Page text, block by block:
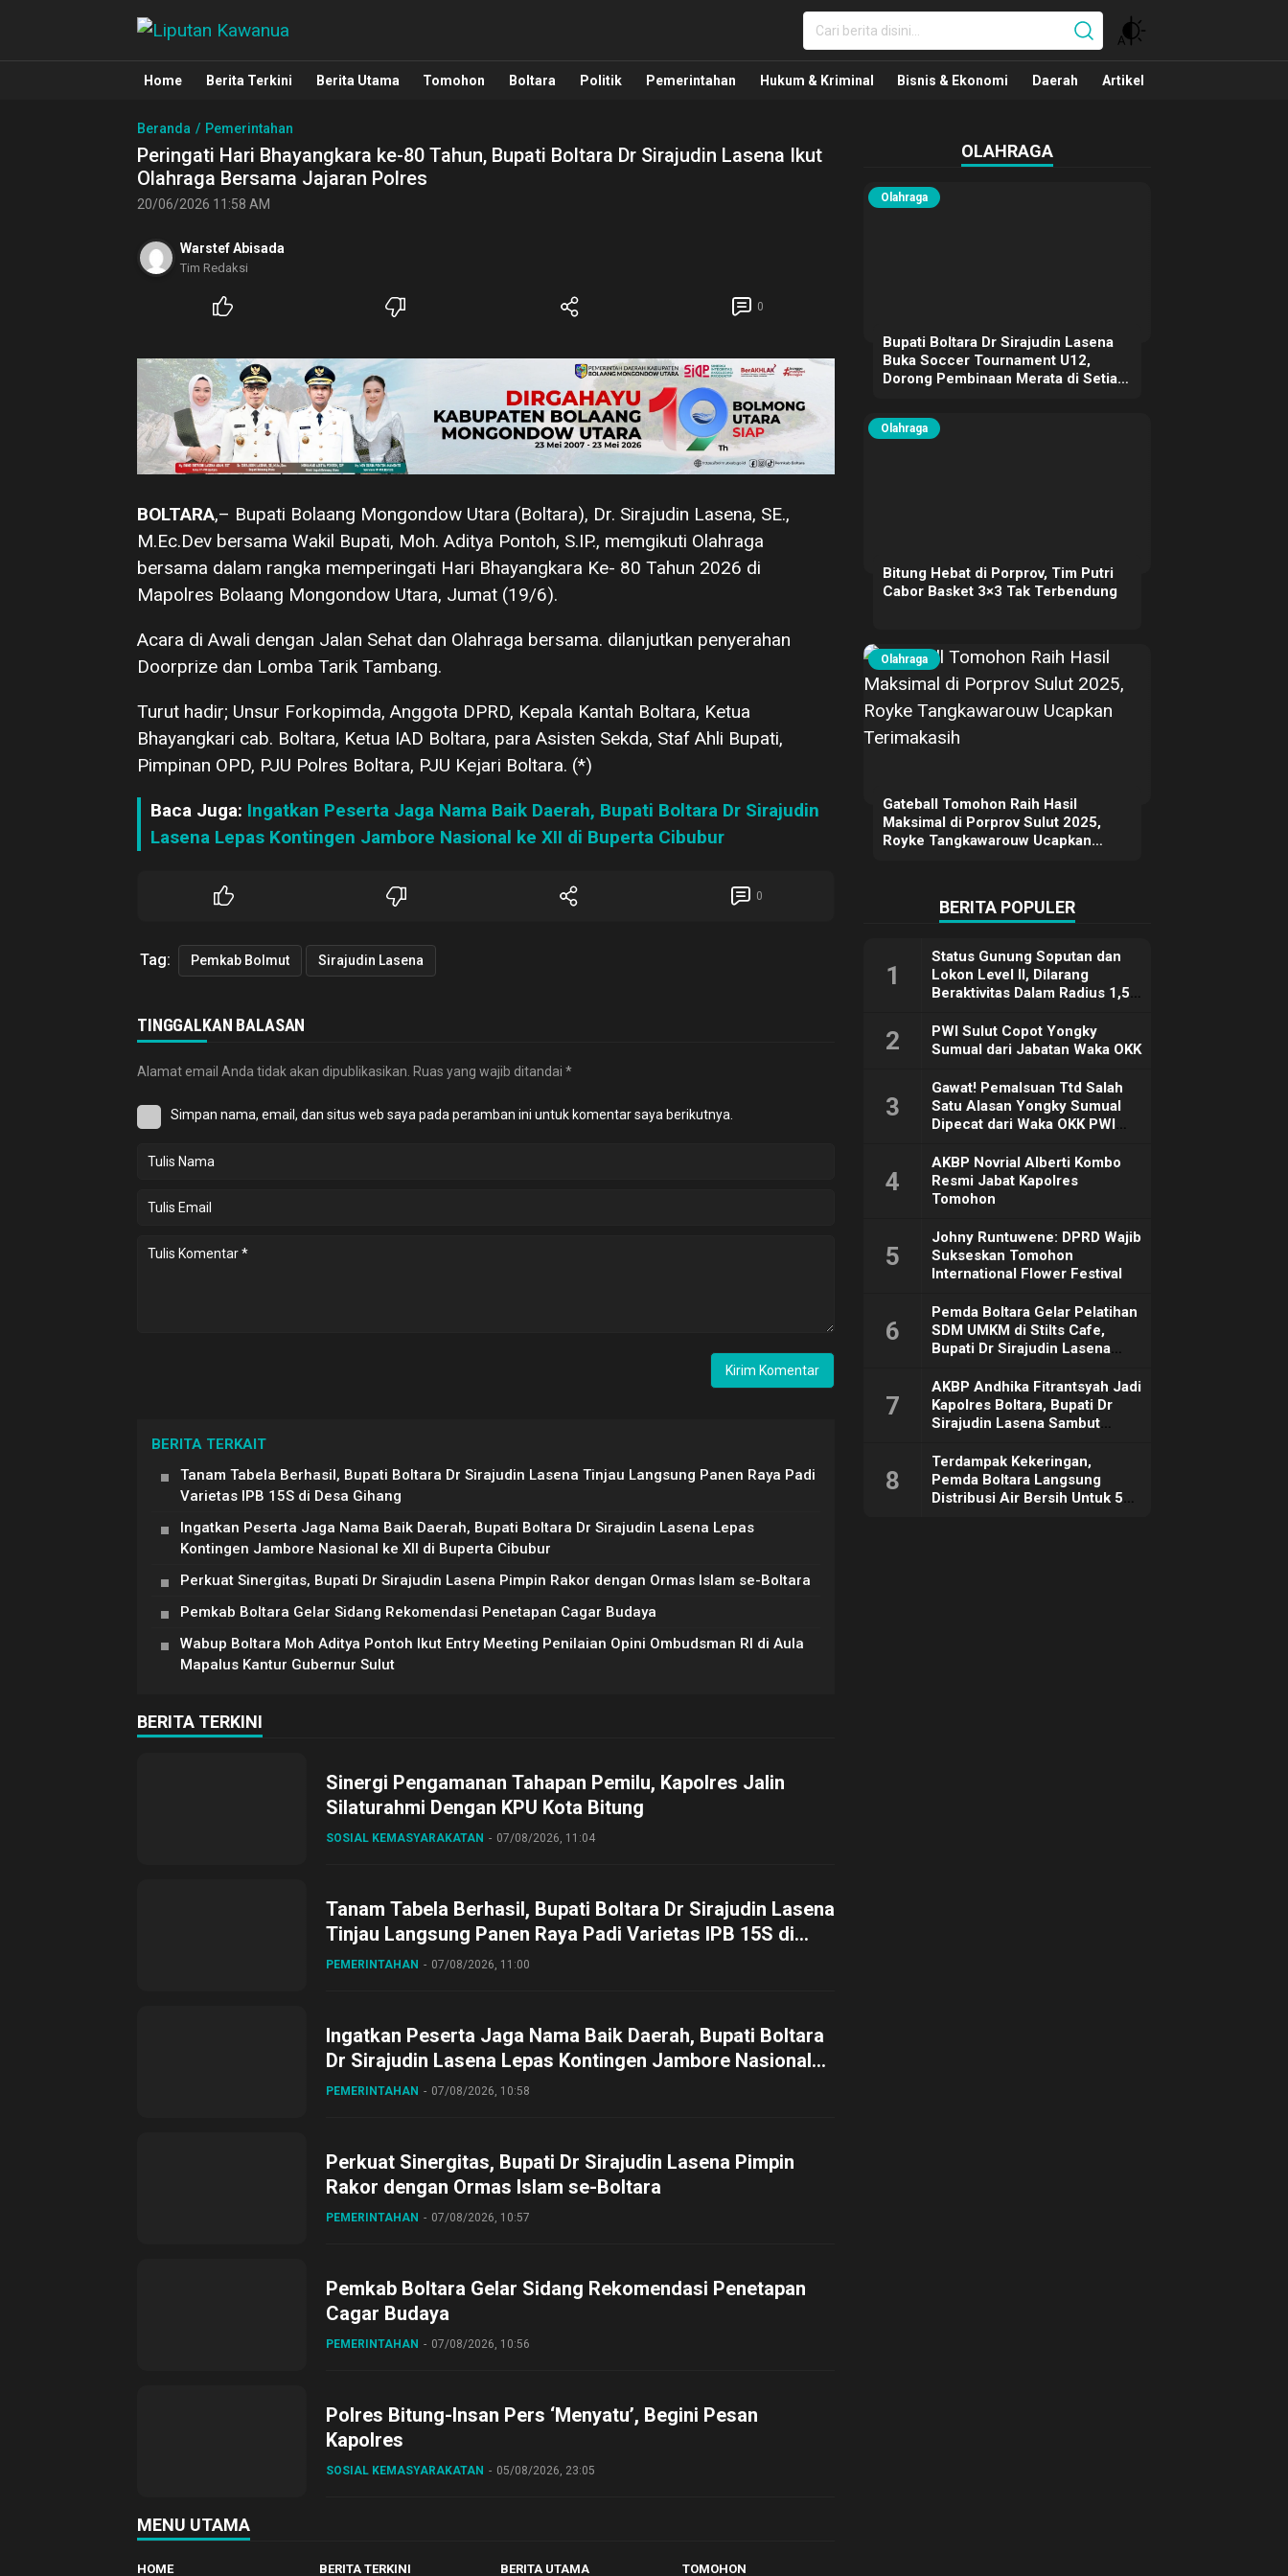
Liputan Kawanua
Berita Manado, Sulawesi Utara, Kawanua, Politik, Pemerintahan, Hukum Kriminal dan Nasional
Home Berita Terkini Berita Utama Tomohon Boltara Politik Pemerintahan Hukum & Kriminal Bisnis & Ekonomi Daerah Artikel
Beranda Pemerintahan
Peringati Hari Bhayangkara ke-80 Tahun, Bupati Boltara Dr Sirajudin Lasena Ikut
Olahraga Bersama Jajaran Polres
20/06/2026 11:58 AM
Warstef Abisada
Tim Redaksi
0
BOLTARA,– Bupati Bolaang Mongondow Utara (Boltara), Dr. Sirajudin Lasena, SE.,
M.Ec.Dev bersama Wakil Bupati, Moh. Aditya Pontoh, S.IP., memgikuti Olahraga
bersama dalam rangka memperingati Hari Bhayangkara Ke- 80 Tahun 2026 di
Mapolres Bolaang Mongondow Utara, Jumat (19/6).
Acara di Awali dengan Jalan Sehat dan Olahraga bersama. dilanjutkan penyerahan
Doorprize dan Lomba Tarik Tambang.
Turut hadir; Unsur Forkopimda, Anggota DPRD, Kepala Kantah Boltara, Ketua
Bhayangkari cab. Boltara, Ketua IAD Boltara, para Asisten Sekda, Staf Ahli Bupati,
Pimpinan OPD, PJU Polres Boltara, PJU Kejari Boltara. (*)
Baca Juga: Ingatkan Peserta Jaga Nama Baik Daerah, Bupati Boltara Dr Sirajudin
Lasena Lepas Kontingen Jambore Nasional ke XII di Buperta Cibubur
0
Tag: Pemkab Bolmut Sirajudin Lasena
TINGGALKAN BALASAN
Alamat email Anda tidak akan dipublikasikan. Ruas yang wajib ditandai *
Simpan nama, email, dan situs web saya pada peramban ini untuk komentar saya berikutnya.
BERITA TERKAIT
Tanam Tabela Berhasil, Bupati Boltara Dr Sirajudin Lasena Tinjau Langsung Panen Raya Padi
Varietas IPB 15S di Desa Gihang
Ingatkan Peserta Jaga Nama Baik Daerah, Bupati Boltara Dr Sirajudin Lasena Lepas
Kontingen Jambore Nasional ke XII di Buperta Cibubur
Perkuat Sinergitas, Bupati Dr Sirajudin Lasena Pimpin Rakor dengan Ormas Islam se-Boltara
Pemkab Boltara Gelar Sidang Rekomendasi Penetapan Cagar Budaya
Wabup Boltara Moh Aditya Pontoh Ikut Entry Meeting Penilaian Opini Ombudsman RI di Aula
Mapalus Kantur Gubernur Sulut
BERITA TERKINI
Sinergi Pengamanan Tahapan Pemilu, Kapolres Jalin
Silaturahmi Dengan KPU Kota Bitung
SOSIAL KEMASYARAKATAN 07/08/2026, 11:04
Tanam Tabela Berhasil, Bupati Boltara Dr Sirajudin Lasena
Tinjau Langsung Panen Raya Padi Varietas IPB 15S di
Desa Gihang
PEMERINTAHAN 07/08/2026, 11:00
Ingatkan Peserta Jaga Nama Baik Daerah, Bupati Boltara
Dr Sirajudin Lasena Lepas Kontingen Jambore Nasional
ke XII di Buperta Cibubur
PEMERINTAHAN 07/08/2026, 10:58
Perkuat Sinergitas, Bupati Dr Sirajudin Lasena Pimpin
Rakor dengan Ormas Islam se-Boltara
PEMERINTAHAN 07/08/2026, 10:57
Pemkab Boltara Gelar Sidang Rekomendasi Penetapan
Cagar Budaya
PEMERINTAHAN 07/08/2026, 10:56
Polres Bitung-Insan Pers ‘Menyatu’, Begini Pesan
Kapolres
SOSIAL KEMASYARAKATAN 05/08/2026, 23:05
MENU UTAMA
HOME BERITA TERKINI BERITA UTAMA TOMOHON
OLAHRAGA
Olahraga
Bupati Boltara Dr Sirajudin Lasena
Buka Soccer Tournament U12,
Dorong Pembinaan Merata di Setiap
Olahraga
Bitung Hebat di Porprov, Tim Putri
Cabor Basket 3×3 Tak Terbendung
Olahraga
Gateball Tomohon Raih Hasil
Maksimal di Porprov Sulut 2025,
Royke Tangkawarouw Ucapkan
BERITA POPULER
1
Status Gunung Soputan dan
Lokon Level II, Dilarang
Beraktivitas Dalam Radius 1,5
2
PWI Sulut Copot Yongky
Sumual dari Jabatan Waka OKK
3
Gawat! Pemalsuan Ttd Salah
Satu Alasan Yongky Sumual
Dipecat dari Waka OKK PWI
4
AKBP Novrial Alberti Kombo
Resmi Jabat Kapolres
Tomohon
5
Johny Runtuwene: DPRD Wajib
Sukseskan Tomohon
International Flower Festival
6
Pemda Boltara Gelar Pelatihan
SDM UMKM di Stilts Cafe,
Bupati Dr Sirajudin Lasena
Dorong Ekonomi Daerah
7
AKBP Andhika Fitrantsyah Jadi
Kapolres Boltara, Bupati Dr
Sirajudin Lasena Sambut
8
Terdampak Kekeringan,
Pemda Boltara Langsung
Distribusi Air Bersih Untuk 50